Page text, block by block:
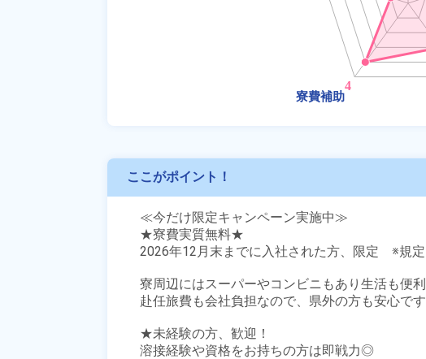
ここがポイント！
≪今だけ限定キャンペーン実施中≫
★寮費実質無料★
2026年12月末までに入社された方、限定　※規定
寮周辺にはスーパーやコンビニもあり生活も便利
赴任旅費も会社負担なので、県外の方も安心です
★未経験の方、歓迎！
溶接経験や資格をお持ちの方は即戦力◎